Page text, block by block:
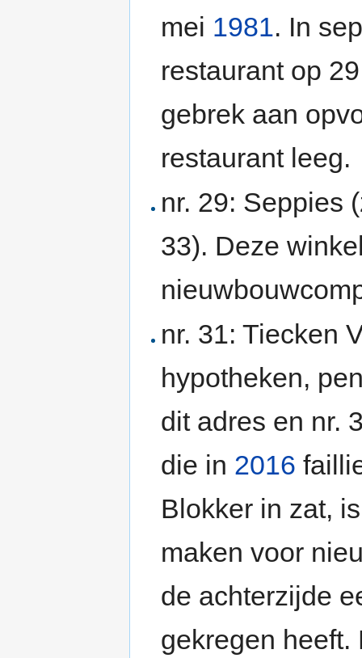
mei 1981. In
restaurant op
gebrek aan
restaurant leeg.
nr. 29: Seppies
33). Deze
nr. 31: Tiecken
hypotheken,
dit adres en nr.
die in 2016
Blokker in zat,
maken voor
de achterzijde
gekregen